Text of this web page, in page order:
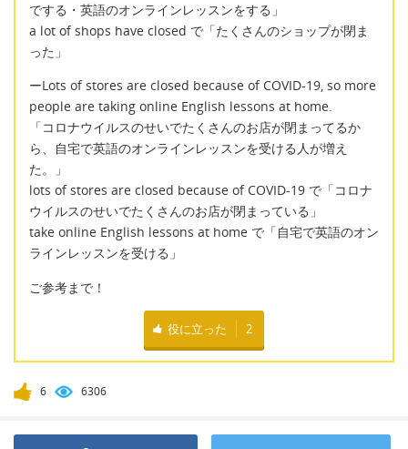
でする・英語のオンラインレッスンをする」
a lot of shops have closed で「たくさんのショップが閉ま
った」
ーLots of stores are closed because of COVID-19, so more
people are taking online English lessons at home.
「コロナウイルスのせいでたくさんのお店が閉まってるか
ら、自宅で英語のオンラインレッスンを受ける人が増え
た。」
lots of stores are closed because of COVID-19 で「コロナ
ウイルスのせいでたくさんのお店が閉まっている」
take online English lessons at home で「自宅で英語のオン
ラインレッスンを受ける」
ご参考まで！
役に立った 2
6 6306